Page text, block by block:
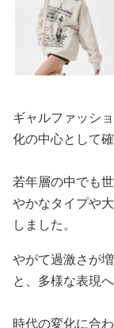
ギャルファッシ
化の中心として
若年層の中でも
やかなタイプや
しました。
やがて過激さが
と、多様な表現
時代の変化に合